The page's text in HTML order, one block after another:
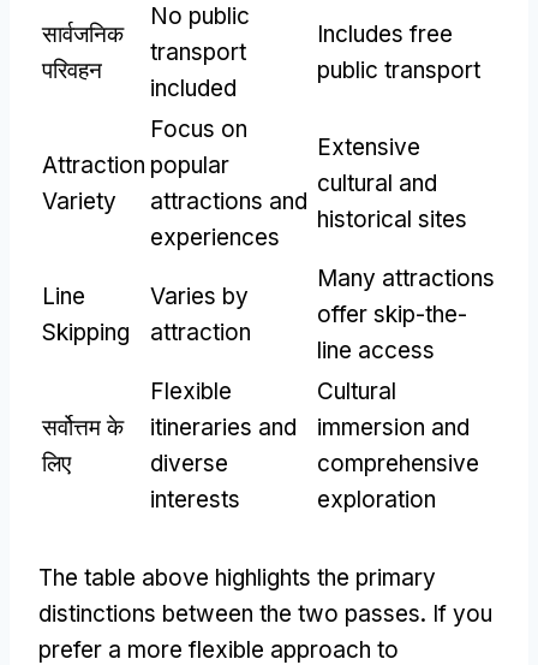
सार्वजनिक
परिवहन
No public
transport
included
Includes free
public transport
Attraction
Variety
Focus on
popular
attractions and
experiences
Extensive
cultural and
historical sites
Line
Skipping
Varies by
attraction
Many attractions
offer skip-the-
line access
सर्वोत्तम के
लिए
Flexible
itineraries and
diverse
interests
Cultural
immersion and
comprehensive
exploration
The table above highlights the primary
distinctions between the two passes. If you
prefer a more flexible approach to